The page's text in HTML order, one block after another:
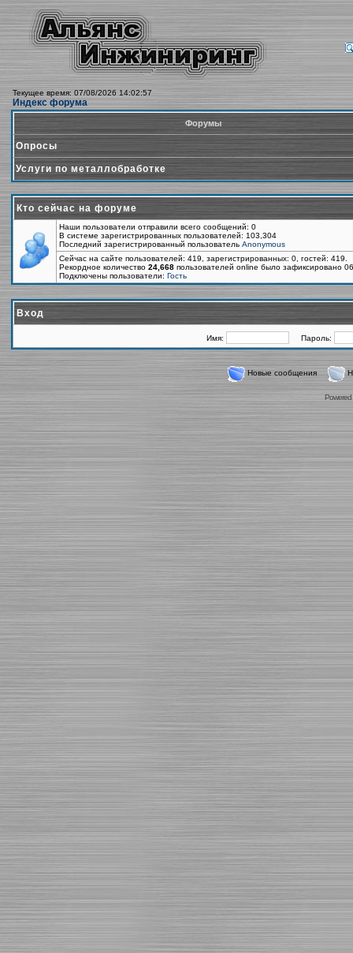
Текущее время: 07/08/2026 14:02:57
Индекс форума
Форумы
Опросы
Услуги по металлобработке
Кто сейчас на форуме
Наши пользователи отправили всего сообщений: 0
В системе зарегистрированных пользователей: 103,304
Последний зарегистрированный пользователь Anonymous
Сейчас на сайте пользователей: 419, зарегистрированных: 0, гостей:
Рекордное количество 24,668 пользователей online было зафиксировано
Подключены пользователи: Гость
Вход
Имя: Пароль:
Новые сообщения